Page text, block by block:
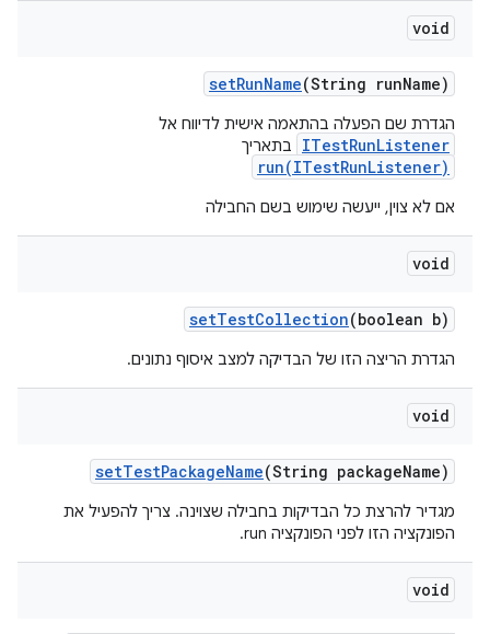
void
setRunName(String runName)
הגדרת שם הפעלה בהתאמה אישית לדיווח אל
ITestRunListener בתאריך
run(ITestRunListener)
אם לא צוין, ייעשה שימוש בשם החבילה
void
setTestCollection(boolean b)
הגדרת הריצה הזו של הבדיקה למצב איסוף נתונים.
void
setTestPackageName(String packageName)
מגדיר להרצת כל הבדיקות בחבילה שצוינה. צריך להפעיל את
הפונקציה הזו לפני הפונקציה run.
void